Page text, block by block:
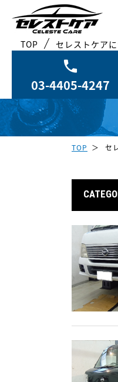
TOP セレストケア
03-4405-4247
TOP セ